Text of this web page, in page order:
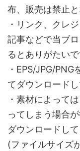
布、販売は禁止と
・リンク、クレ
記事などで当ブ
るとありがたいで
・EPS/JPG/
てダウンロードし
・素材によって
ってしまう場合
ダウンロードして
(ファイルサイズ